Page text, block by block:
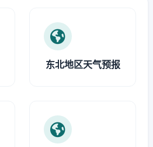
东北地区天气预报